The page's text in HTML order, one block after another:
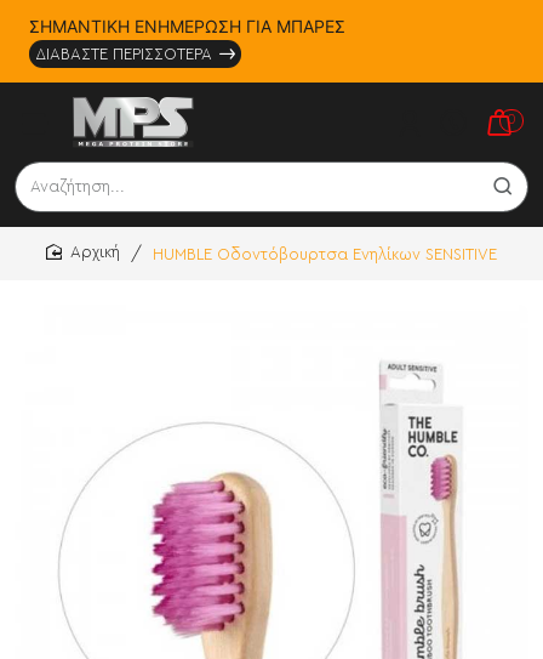
ΣΗΜΑΝΤΙΚΗ ΕΝΗΜΕΡΩΣΗ ΓΙΑ ΜΠΑΡΕΣ
ΔΙΑΒΑΣΤΕ ΠΕΡΙΣΣΟΤΕΡΑ
0
Αναζήτηση...
HUMBLE Οδοντόβουρτσα Ενηλίκων SENSITIVE